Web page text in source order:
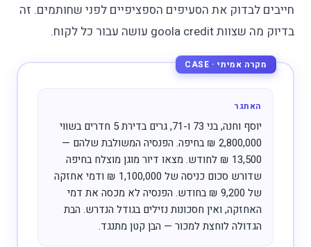
חייבים לבדוק את הסעיפים הספציפיים לפני שחותמים. זה
בדיוק מה שצוות goola credit עושה עבור כל לקוח.
האתגר
יוסף וחנה, בני 73 ו-71, גרים בדירת 5 חדרים בשווי
2,800,000 ₪ בחיפה. הפנסיה המשולבת שלהם —
13,500 ₪ לחודש. מצאו דיור מוגן מוצלח בחיפה
שדורש סכום כניסה של 1,100,000 ₪ ודמי אחזקה
של 9,200 ₪ בחודש. הפנסיה לא מכסה את דמי
האחזקה, ואין חסכונות נזילים בגודל הנדרש. הבת
הגדולה לוחצת למכור — הבן קטן מתנגד.